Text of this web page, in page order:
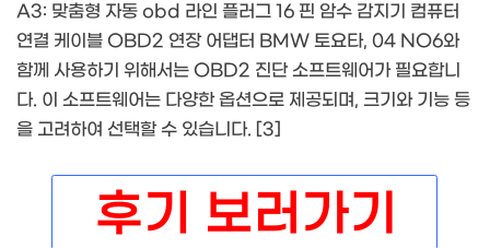
A3: 맞춤형 자동 obd 라인 플러그 16 핀 암수 감지기 컴퓨터
연결 케이블 OBD2 연장 어댑터 BMW 토요타, 04 NO6와
함께 사용하기 위해서는 OBD2 진단 소프트웨어가 필요합니
다. 이 소프트웨어는 다양한 옵션으로 제공되며, 크기와 기능 등
을 고려하여 선택할 수 있습니다. [3]